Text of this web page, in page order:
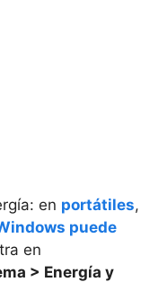
en portátiles,
puede
en
> Energía y